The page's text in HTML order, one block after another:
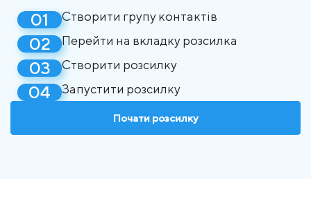
Створити групу контактів
Перейти на вкладку розсилка
Створити розсилку
Запустити розсилку
Почати розсилку